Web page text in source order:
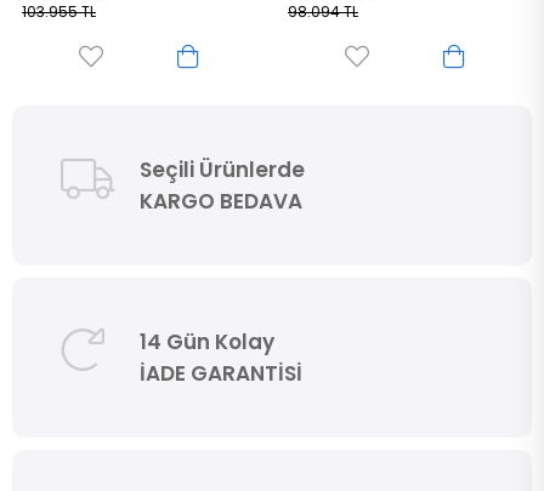
98.094 TL 103.025 TL
Seçili Ürünlerde
KARGO BEDAVA
14 Gün Kolay
İADE GARANTİSİ